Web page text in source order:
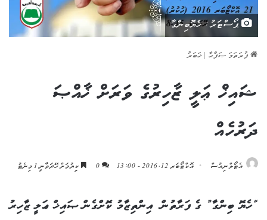
ޕޯސްޓަރު : ހެޔޮބިންގާ
ފުރަތަމަ ޞަފްޙާ ޚަބަރު
ޝައިޚް ޢަލީ ޒާހިރުގެ ވަރަށް ޚާއްޞަ
ދަރުހެއް
އެޓޯލްނިއުސް އޮކްޓޯބަރ 12, 2016 - 13:00 0 ކިިޔުމަށް ހޭދަވާނީ 1 މިނެޓު
“ހެޔޮ ބިންގާ” ގެ ފަރާތުން އިންތިޒާމު ކޮށްގެން ޞައިޚް ޢަލީ ޒާހިރު